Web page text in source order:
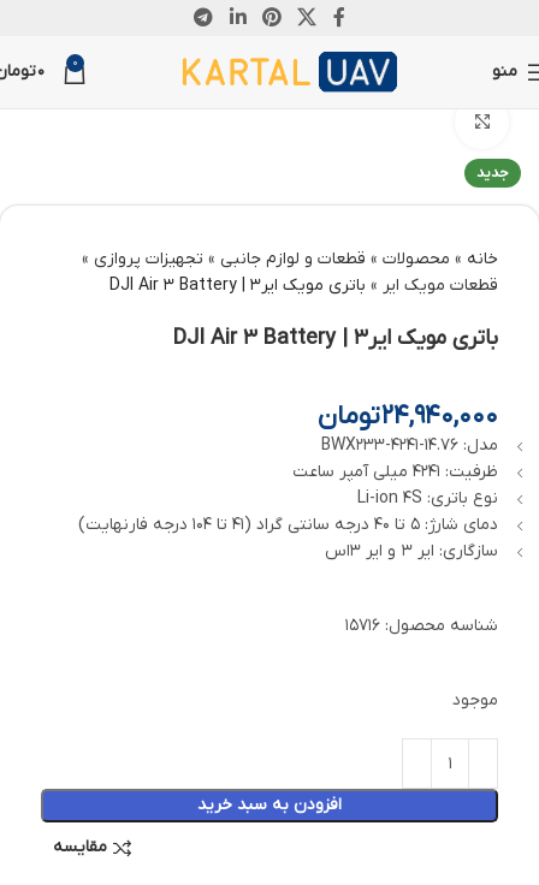
منو 0
0
جدید
خانه » محصولات » قطعات و لوازم جانبی » تجهیزات پروازی »
قطعات مویک ایر » باتری مویک ایر3 | DJI Air 3 Battery
باتری مویک ایر3 | DJI Air 3 Battery
24,940,000تومان
مدل: BWX233-4241-14.76
ظرفیت: 4241 میلی آمپر ساعت
نوع باتری: Li-ion 4S
دمای شارژ: 5 تا 40 درجه سانتی گراد (41 تا 104 درجه فارنهایت)
سازگاری: ایر 3 و ایر 3اس
شناسه محصول: 15716
موجود
افزودن به سبد خرید
مقایسه